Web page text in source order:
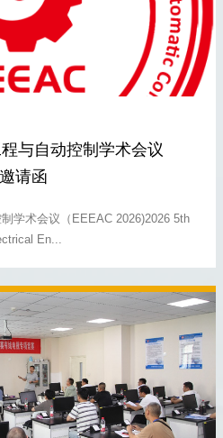
与自动控制学术会议
请函
学术会议（EEEAC 2026)2026 5th
En...